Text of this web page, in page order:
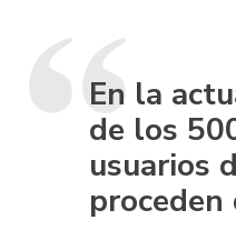
En la
de los
usuarios